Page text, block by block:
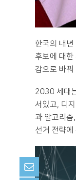
한국의 내
후보에 대한
감으로 바꿔
2030 세대
서있고, 디
과 알고리즘
선거 전략에